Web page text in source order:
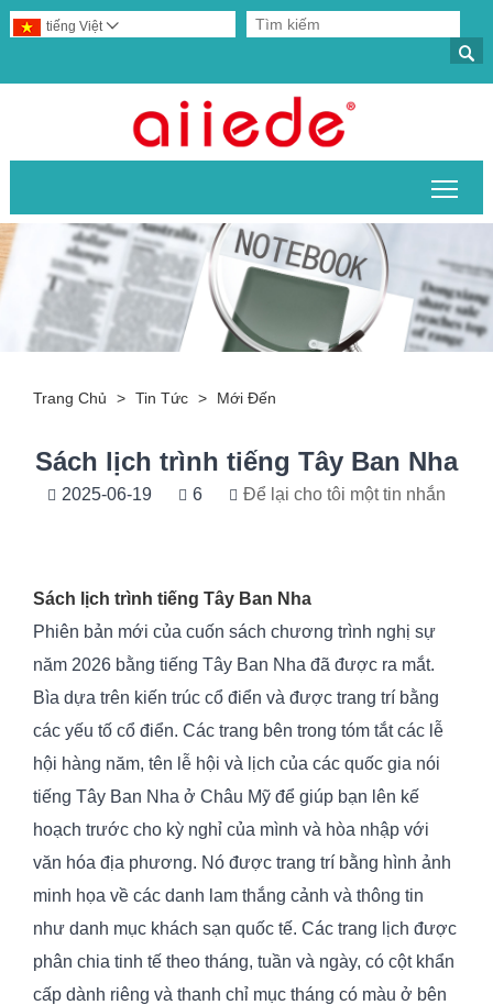

tiếng Việt 
Trang Chủ > Tin Tức > Mới Đến
Sách lịch trình tiếng Tây Ban Nha
2025-06-19 6 Để lại cho tôi một tin nhắn
Sách lịch trình tiếng Tây Ban Nha
Phiên bản mới của cuốn sách chương trình nghị sự
năm 2026 bằng tiếng Tây Ban Nha đã được ra mắt.
Bìa dựa trên kiến ​​trúc cổ điển và được trang trí bằng
các yếu tố cổ điển. Các trang bên trong tóm tắt các lễ
hội hàng năm, tên lễ hội và lịch của các quốc gia nói
tiếng Tây Ban Nha ở Châu Mỹ để giúp bạn lên kế
hoạch trước cho kỳ nghỉ của mình và hòa nhập với
văn hóa địa phương. Nó được trang trí bằng hình ảnh
minh họa về các danh lam thắng cảnh và thông tin
như danh mục khách sạn quốc tế. Các trang lịch được
phân chia tinh tế theo tháng, tuần và ngày, có cột khẩn
cấp dành riêng và thanh chỉ mục tháng có màu ở bên